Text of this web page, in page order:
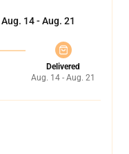
Aug. 14 - Aug. 21
Delivered
Aug. 14 - Aug. 21